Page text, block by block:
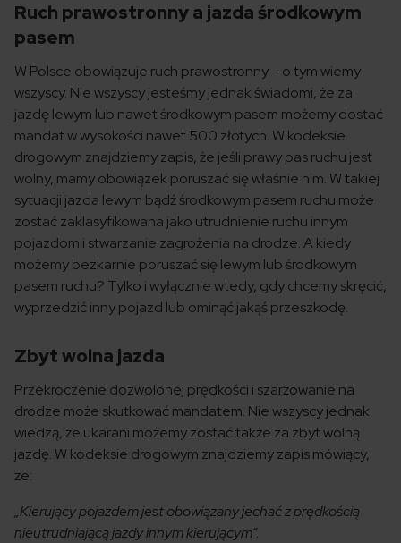
Ruch prawostronny a jazda środkowym
pasem
W Polsce obowiązuje ruch prawostronny – o tym wiemy
wszyscy. Nie wszyscy jesteśmy jednak świadomi, że za
jazdę lewym lub nawet środkowym pasem możemy dostać
mandat w wysokości nawet 500 złotych. W kodeksie
drogowym znajdziemy zapis, że jeśli prawy pas ruchu jest
wolny, mamy obowiązek poruszać się właśnie nim. W takiej
sytuacji jazda lewym bądź środkowym pasem ruchu może
zostać zaklasyfikowana jako utrudnienie ruchu innym
pojazdom i stwarzanie zagrożenia na drodze. A kiedy
możemy bezkarnie poruszać się lewym lub środkowym
pasem ruchu? Tylko i wyłącznie wtedy, gdy chcemy skręcić,
wyprzedzić inny pojazd lub ominąć jakąś przeszkodę.
Zbyt wolna jazda
Przekroczenie dozwolonej prędkości i szarżowanie na
drodze może skutkować mandatem. Nie wszyscy jednak
wiedzą, że ukarani możemy zostać także za zbyt wolną
jazdę. W kodeksie drogowym znajdziemy zapis mówiący,
że:
„Kierujący pojazdem jest obowiązany jechać z prędkością
nieutrudniającą jazdy innym kierującym”.